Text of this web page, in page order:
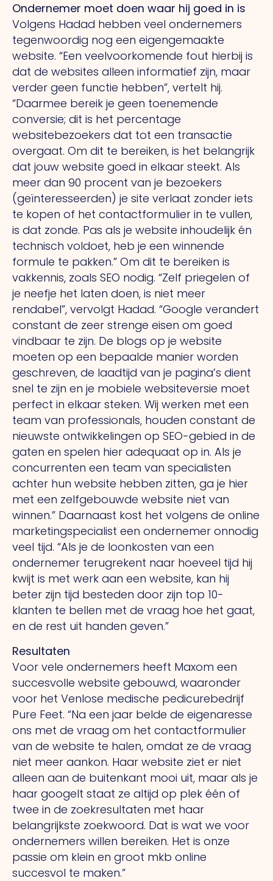
Ondernemer moet doen waar hij goed in is
Volgens Hadad hebben veel ondernemers
tegenwoordig nog een eigengemaakte
website. “Een veelvoorkomende fout hierbij is
dat de websites alleen informatief zijn, maar
verder geen functie hebben”, vertelt hij.
“Daarmee bereik je geen toenemende
conversie; dit is het percentage
websitebezoekers dat tot een transactie
overgaat. Om dit te bereiken, is het belangrijk
dat jouw website goed in elkaar steekt. Als
meer dan 90 procent van je bezoekers
(geïnteresseerden) je site verlaat zonder iets
te kopen of het contactformulier in te vullen,
is dat zonde. Pas als je website inhoudelijk én
technisch voldoet, heb je een winnende
formule te pakken.” Om dit te bereiken is
vakkennis, zoals SEO nodig. “Zelf priegelen of
je neefje het laten doen, is niet meer
rendabel”, vervolgt Hadad. “Google verandert
constant de zeer strenge eisen om goed
vindbaar te zijn. De blogs op je website
moeten op een bepaalde manier worden
geschreven, de laadtijd van je pagina’s dient
snel te zijn en je mobiele websiteversie moet
perfect in elkaar steken. Wij werken met een
team van professionals, houden constant de
nieuwste ontwikkelingen op SEO-gebied in de
gaten en spelen hier adequaat op in. Als je
concurrenten een team van specialisten
achter hun website hebben zitten, ga je hier
met een zelfgebouwde website niet van
winnen.” Daarnaast kost het volgens de online
marketingspecialist een ondernemer onnodig
veel tijd. “Als je de loonkosten van een
ondernemer terugrekent naar hoeveel tijd hij
kwijt is met werk aan een website, kan hij
beter zijn tijd besteden door zijn top 10-
klanten te bellen met de vraag hoe het gaat,
en de rest uit handen geven.”
Resultaten
Voor vele ondernemers heeft Maxom een
succesvolle website gebouwd, waaronder
voor het Venlose medische pedicurebedrijf
Pure Feet. “Na een jaar belde de eigenaresse
ons met de vraag om het contactformulier
van de website te halen, omdat ze de vraag
niet meer aankon. Haar website ziet er niet
alleen aan de buitenkant mooi uit, maar als je
haar googelt staat ze altijd op plek één of
twee in de zoekresultaten met haar
belangrijkste zoekwoord. Dat is wat we voor
ondernemers willen bereiken. Het is onze
passie om klein en groot mkb online
succesvol te maken.”